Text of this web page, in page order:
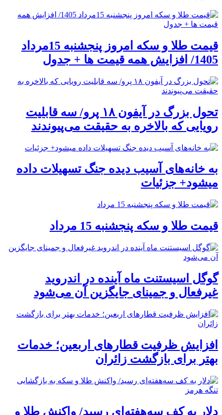
قیمت طلا و سکه امروز پنجشنبه 15مرداد
1405/ افزایش همه قیمت ها + جدول
تحول بزرگ در آیفون ۱۸ پرو/ سه قابلیت
رویایی که بالاخره به حقیقت می‌پیوندند
به خانه‌های آسیب دیده جنگ تسهیلات داده
میشود+ جزئیات
قیمت طلا و سکه پنجشنبه 15 مرداد
گوگل اسیستنت ماه آینده در اندروید
غیرفعال و جمینای جایگزین آن می‌شود
افزایش ظرفیت قطارهای اربعین؛ خدمات
بهتر برای بازگشت زائران
دلار به کف سه‌هفته‌ای رسید/ واکنش طلا و